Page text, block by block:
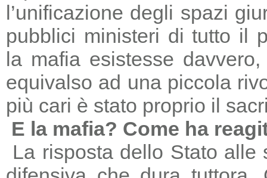
l’unificazione degli spazi
pubblici ministeri di tutto il
la mafia esistesse
equivalso ad una piccola
più cari è stato proprio il
E la mafia? Come ha
La risposta dello Stato alle